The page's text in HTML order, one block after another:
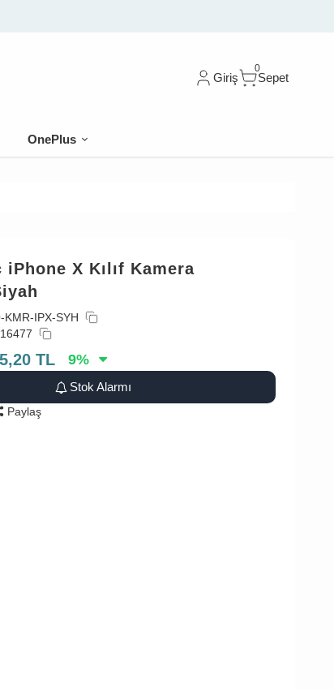
Giriş
0
Sepet
OnePlus
X Kılıf Kamera
KMR-IPX-SYH
TL 9%
Stok Alarmı
Paylaş